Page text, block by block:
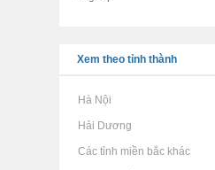
Xem theo tỉnh thành
Rao vặt tại Hà Nội
Rao vặt tại Hải Dương
Rao vặt tại Các tỉnh miền bắc khác